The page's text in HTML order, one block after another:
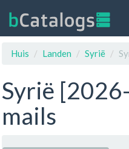
Huis
Landen Syrië
Syrië
mails